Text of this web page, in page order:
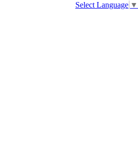
Select Language ▼